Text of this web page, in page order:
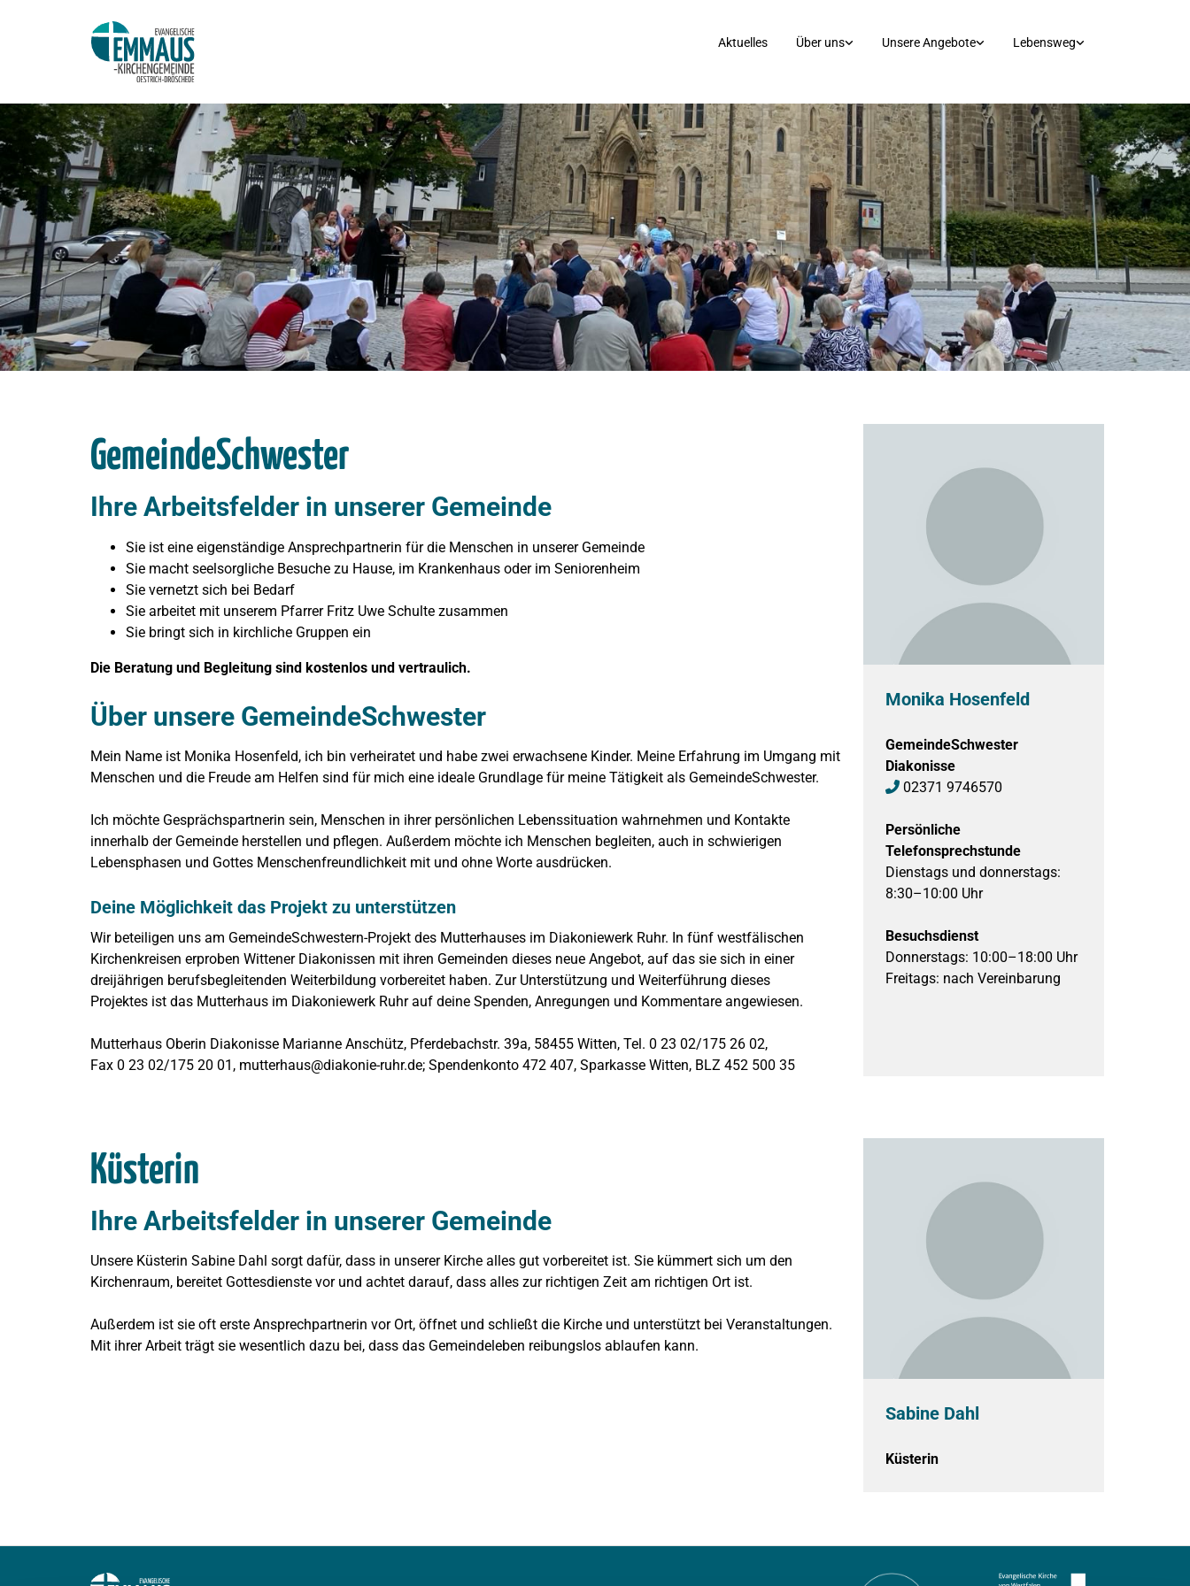
Aktuelles Über uns Unsere Angebote Lebensweg
GemeindeSchwester
Ihre Arbeitsfelder in unserer Gemeinde
Sie ist eine eigenständige Ansprechpartnerin für die Menschen in unserer Gemeinde
Sie macht seelsorgliche Besuche zu Hause, im Krankenhaus oder im Seniorenheim
Sie vernetzt sich bei Bedarf
Sie arbeitet mit unserem Pfarrer Fritz Uwe Schulte zusammen
Sie bringt sich in kirchliche Gruppen ein
Die Beratung und Begleitung sind kostenlos und vertraulich.
Über unsere GemeindeSchwester
Mein Name ist Monika Hosenfeld, ich bin verheiratet und habe zwei erwachsene Kinder. Meine Erfahrung im Umgang mit
Menschen und die Freude am Helfen sind für mich eine ideale Grundlage für meine Tätigkeit als GemeindeSchwester.
Ich möchte Gesprächspartnerin sein, Menschen in ihrer persönlichen Lebenssituation wahrnehmen und Kontakte
innerhalb der Gemeinde herstellen und pflegen. Außerdem möchte ich Menschen begleiten, auch in schwierigen
Lebensphasen und Gottes Menschenfreundlichkeit mit und ohne Worte ausdrücken.
Deine Möglichkeit das Projekt zu unterstützen
Wir beteiligen uns am GemeindeSchwestern-Projekt des Mutterhauses im Diakoniewerk Ruhr. In fünf westfälischen
Kirchenkreisen erproben Wittener Diakonissen mit ihren Gemeinden dieses neue Angebot, auf das sie sich in einer
dreijährigen berufsbegleitenden Weiterbildung vorbereitet haben. Zur Unterstützung und Weiterführung dieses
Projektes ist das Mutterhaus im Diakoniewerk Ruhr auf deine Spenden, Anregungen und Kommentare angewiesen.
Mutterhaus Oberin Diakonisse Marianne Anschütz, Pferdebachstr. 39a, 58455 Witten, Tel. 0 23 02/175 26 02,
Fax 0 23 02/175 20 01, mutterhaus@diakonie-ruhr.de; Spendenkonto 472 407, Sparkasse Witten, BLZ 452 500 35
Monika Hosenfeld
GemeindeSchwester
Diakonisse
02371 9746570
Persönliche
Telefonsprechstunde
Dienstags und donnerstags:
8:30–10:00 Uhr
Besuchsdienst
Donnerstags: 10:00–18:00 Uhr
Freitags: nach Vereinbarung
Küsterin
Ihre Arbeitsfelder in unserer Gemeinde
Unsere Küsterin Sabine Dahl sorgt dafür, dass in unserer Kirche alles gut vorbereitet ist. Sie kümmert sich um den
Kirchenraum, bereitet Gottesdienste vor und achtet darauf, dass alles zur richtigen Zeit am richtigen Ort ist.
Außerdem ist sie oft erste Ansprechpartnerin vor Ort, öffnet und schließt die Kirche und unterstützt bei Veranstaltungen.
Mit ihrer Arbeit trägt sie wesentlich dazu bei, dass das Gemeindeleben reibungslos ablaufen kann.
Sabine Dahl
Küsterin